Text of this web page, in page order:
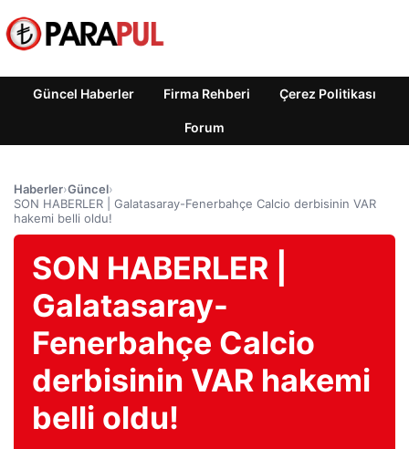
Güncel Haberler Firma Rehberi Çerez Politikası
Forum
Haberler›Güncel›
SON HABERLER | Galatasaray-Fenerbahçe Calcio derbisinin VAR
hakemi belli oldu!
SON HABERLER |
Galatasaray-
Fenerbahçe Calcio
derbisinin VAR hakemi
belli oldu!